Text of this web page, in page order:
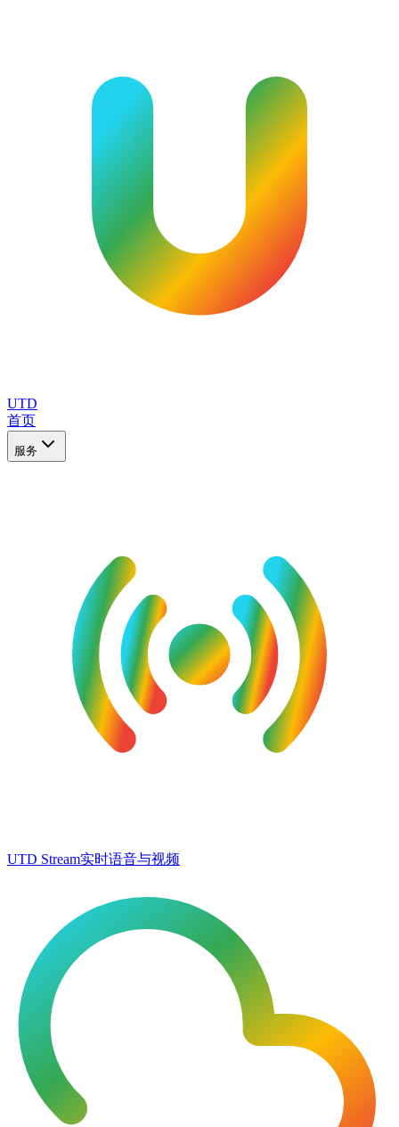
UTD
首页
服务
UTD Stream实时语音与视频